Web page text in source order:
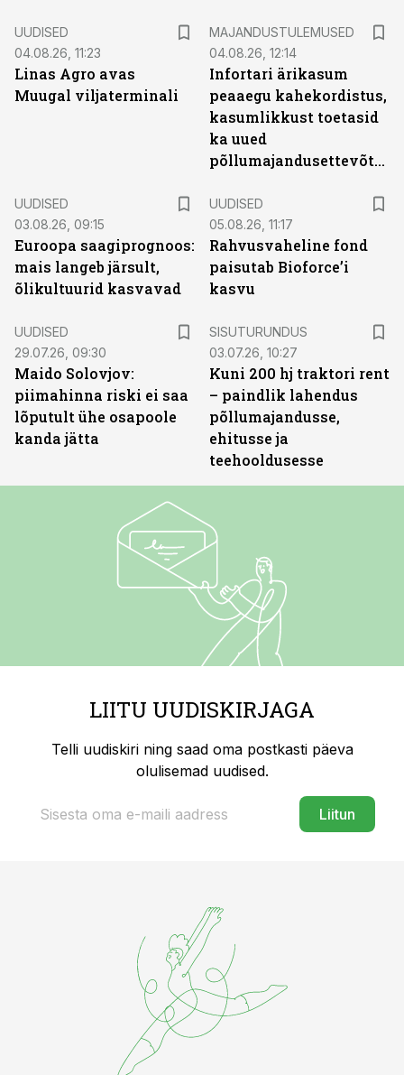
UUDISED
04.08.26, 11:23
Linas Agro avas
Muugal viljaterminali
MAJANDUSTULEMUSED
04.08.26, 12:14
Infortari ärikasum
peaaegu kahekordistus,
kasumlikkust toetasid
ka uued
põllumajandusettevõtted
UUDISED
03.08.26, 09:15
Euroopa saagiprognoos:
mais langeb järsult,
õlikultuurid kasvavad
UUDISED
05.08.26, 11:17
Rahvusvaheline fond
paisutab Bioforce’i
kasvu
UUDISED
29.07.26, 09:30
Maido Solovjov:
piimahinna riski ei saa
lõputult ühe osapoole
kanda jätta
SISUTURUNDUS
03.07.26, 10:27
Kuni 200 hj traktori rent
– paindlik lahendus
põllumajandusse,
ehitusse ja
teehooldusesse
LIITU UUDISKIRJAGA
Telli uudiskiri ning saad oma postkasti päeva
olulisemad uudised.
Liitun